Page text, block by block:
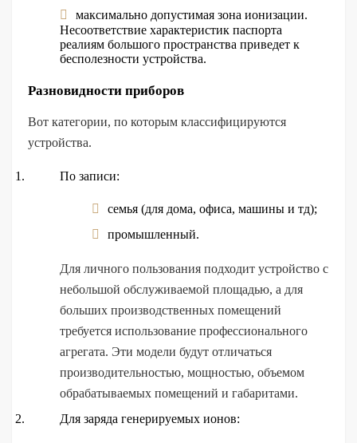
максимально допустимая зона ионизации.
Несоответствие характеристик паспорта
реалиям большого пространства приведет к
бесполезности устройства.
Разновидности приборов
Вот категории, по которым классифицируются
устройства.
По записи:
семья (для дома, офиса, машины и тд);
промышленный.
Для личного пользования подходит устройство с
небольшой обслуживаемой площадью, а для
больших производственных помещений
требуется использование профессионального
агрегата. Эти модели будут отличаться
производительностью, мощностью, объемом
обрабатываемых помещений и габаритами.
Для заряда генерируемых ионов: